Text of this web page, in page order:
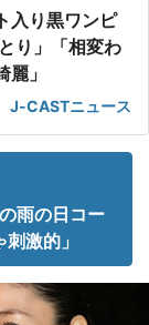
入り黒ワンピ
り」「相変わ
」
J-CASTニュース
雨の日コー
激的」